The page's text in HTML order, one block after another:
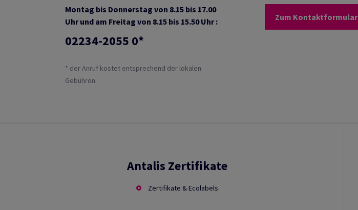
Montag bis Donnerstag von 8.15 bis 17.00
Uhr und am Freitag von 8.15 bis 15.50 Uhr :
02234-2055 0*
* der Anruf kostet entsprechend der lokalen
Gebühren.
Zum Kontaktformular
Antalis Zertifikate
Zertifikate & Ecolabels